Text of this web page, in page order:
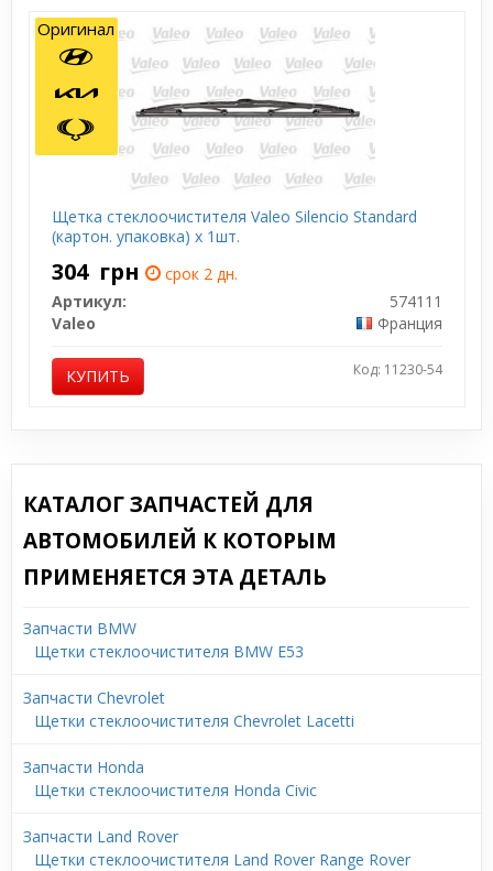
Щетка стеклоочистителя Valeo Silencio Standard
(картон. упаковка) x 1шт.
304 грн
срок 2 дн.
Артикул:
574111
Valeo
Франция
КУПИТЬ Код: 11230-54
Оригинал
КАТАЛОГ ЗАПЧАСТЕЙ ДЛЯ
АВТОМОБИЛЕЙ К КОТОРЫМ
ПРИМЕНЯЕТСЯ ЭТА ДЕТАЛЬ
Запчасти BMW
Щетки стеклоочистителя BMW E53
Запчасти Chevrolet
Щетки стеклоочистителя Chevrolet Lacetti
Запчасти Honda
Щетки стеклоочистителя Honda Civic
Запчасти Land Rover
Щетки стеклоочистителя Land Rover Range Rover